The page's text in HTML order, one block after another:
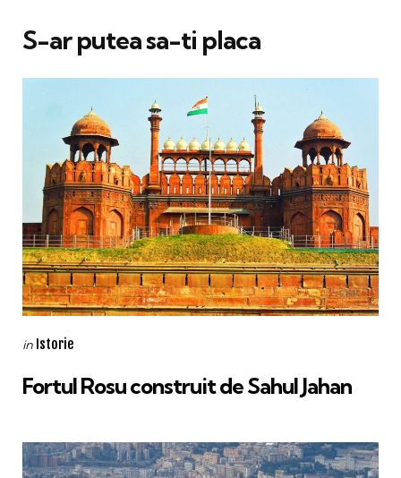
S-ar putea sa-ti placa
Categories
Posted
in Istorie
Fortul Rosu construit de Sahul Jahan